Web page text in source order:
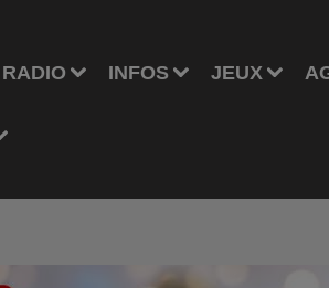
RADIO INFOS JEUX